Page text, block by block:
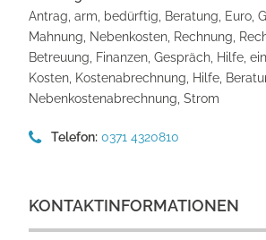
Antrag, arm, bedürftig, Beratung, Euro,
Mahnung, Nebenkosten, Rechnung,
Betreuung, Finanzen, Gespräch, Hilfe,
Kosten, Kostenabrechnung, Hilfe,
Nebenkostenabrechnung, Strom
Telefon: 0371 4320810
KONTAKTINFORMATIONEN